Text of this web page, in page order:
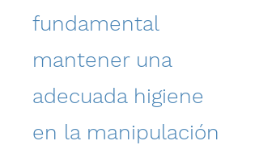
fundamental
mantener una
adecuada higiene
en la manipulación